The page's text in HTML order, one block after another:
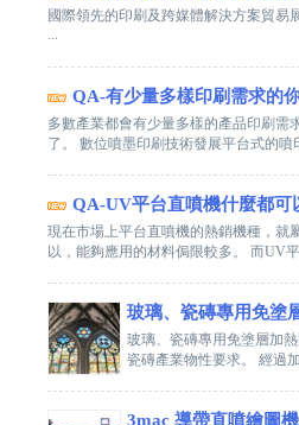
國際領先的印刷及跨媒體解決方案貿易
...
QA-有少量多樣印刷需求的
多數產業都會有少量多樣的產品印刷需
了。 數位噴墨印刷技術發展平台式的
QA-UV平台直噴機什麼都可
現在市場上平台直噴機的熱銷機種，就
以，能夠應用的材料侷限較多。 而UV
玻璃、瓷磚專用免塗
玻璃、瓷磚專用免塗層加
瓷磚產業物性要求。 經過
3mac 導帶直噴繪圖